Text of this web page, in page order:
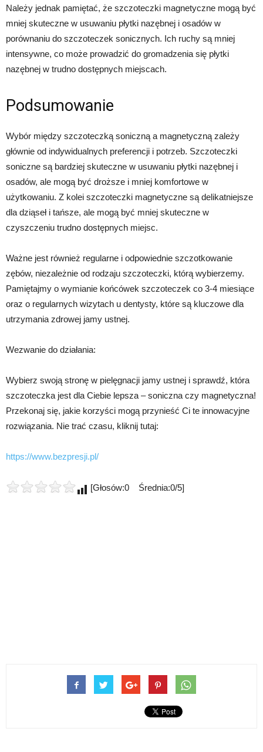
Należy jednak pamiętać, że szczoteczki magnetyczne mogą być
mniej skuteczne w usuwaniu płytki nazębnej i osadów w
porównaniu do szczoteczek sonicznych. Ich ruchy są mniej
intensywne, co może prowadzić do gromadzenia się płytki
nazębnej w trudno dostępnych miejscach.
Podsumowanie
Wybór między szczoteczką soniczną a magnetyczną zależy
głównie od indywidualnych preferencji i potrzeb. Szczoteczki
soniczne są bardziej skuteczne w usuwaniu płytki nazębnej i
osadów, ale mogą być droższe i mniej komfortowe w
użytkowaniu. Z kolei szczoteczki magnetyczne są delikatniejsze
dla dziąseł i tańsze, ale mogą być mniej skuteczne w
czyszczeniu trudno dostępnych miejsc.
Ważne jest również regularne i odpowiednie szczotkowanie
zębów, niezależnie od rodzaju szczoteczki, którą wybierzemy.
Pamiętajmy o wymianie końcówek szczoteczek co 3-4 miesiące
oraz o regularnych wizytach u dentysty, które są kluczowe dla
utrzymania zdrowej jamy ustnej.
Wezwanie do działania:
Wybierz swoją stronę w pielęgnacji jamy ustnej i sprawdź, która
szczoteczka jest dla Ciebie lepsza – soniczna czy magnetyczna!
Przekonaj się, jakie korzyści mogą przynieść Ci te innowacyjne
rozwiązania. Nie trać czasu, kliknij tutaj:
https://www.bezpresji.pl/
[Głosów:0 Średnia:0/5]